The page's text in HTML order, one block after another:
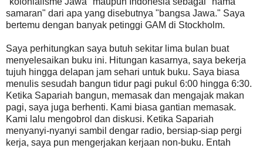
samaran" dari apa yang disebutnya "bangsa Jawa." Saya
bertemu dengan banyak petinggi GAM di Stockholm.
Saya perhitungkan saya butuh sekitar lima bulan buat
menyelesaikan buku ini. Hitungan kasarnya, saya bekerja
tujuh hingga delapan jam sehari untuk buku. Saya biasa
menulis sesudah bangun tidur pagi pukul 6:00 hingga 6:30.
Ketika Sapariah bangun, memasak dan mengajak makan
pagi, saya juga berhenti. Kami biasa gantian memasak.
Kami lalu mengobrol dan diskusi. Ketika Sapariah
menyanyi-nyanyi sambil dengar radio, bersiap-siap pergi
kerja, saya pun mengerjakan kerjaan non-buku. Entah